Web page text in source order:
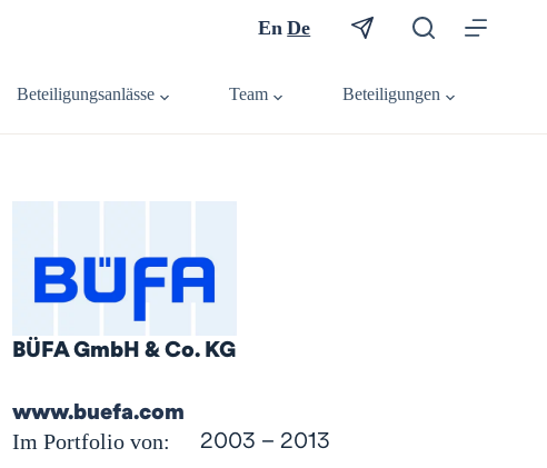
En De
Beteiligungsanlässe Team Beteiligungen
BÜFA GmbH & Co. KG
www.buefa.com
Im Portfolio von: 2003 – 2013